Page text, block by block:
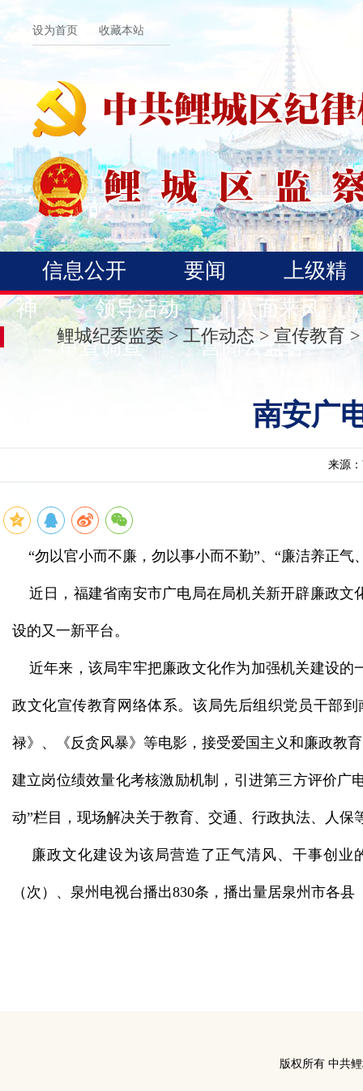
设为首页 收藏本站
信息公开 要闻
上级精
神
领导活动
八面来风
审查调查
营商云监督
鲤城纪委监委>工作动态 > 宣传教育 >
南安广
来源
“勿以官小而不廉，勿以事小而不勤”、“廉洁养正
近日，福建省南安市广电局在局机关新开辟廉政文
设的又一新平台。
近年来，该局牢牢把廉政文化作为加强机关建设的
政文化宣传教育网络体系。该局先后组织党员干部
禄》、《反贪风暴》等电影，接受爱国主义和廉政教
建立岗位绩效量化考核激励机制，引进第三方评价广
动”栏目，现场解决关于教育、交通、行政执法、人
廉政文化建设为该局营造了正气清风、干事创业
（次）、泉州电视台播出830条，播出量居泉州市各县
版权所有 中共